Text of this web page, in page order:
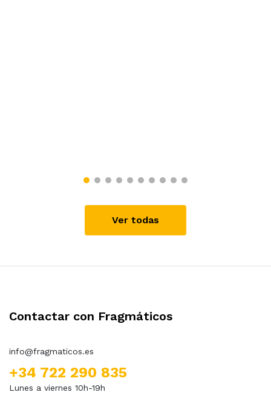
Ver todas
Contactar con Fragmáticos
info@fragmaticos.es
+34 722 290 835
Lunes a viernes 10h-19h